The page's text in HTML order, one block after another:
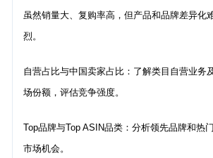
虽然销量大、复购率高，但产品和品牌差异化
烈。
自营占比与中国卖家占比：了解类目自营业务
场份额，评估竞争强度。
Top品牌与Top ASIN品类：分析领先品牌和热
市场机会。